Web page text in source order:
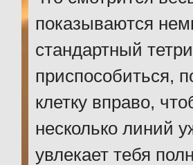
показываются
стандартный
приспособиться,
клетку вправо,
несколько линий
увлекает тебя